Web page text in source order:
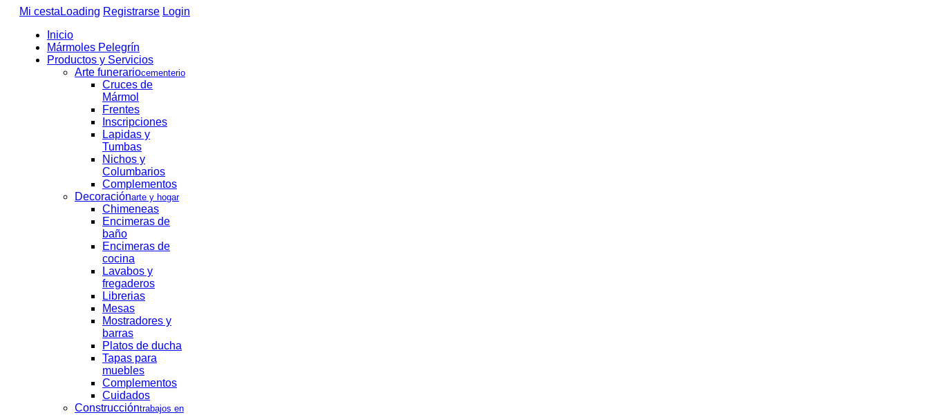
Mi cesta Loading Registrarse Login
Inicio
Mármoles Pelegrín
Productos y Servicios
Arte funerariocementerio
Cruces de
Mármol
Frentes
Inscripciones
Lapidas y
Tumbas
Nichos y
Columbarios
Complementos
Decoraciónarte y hogar
Chimeneas
Encimeras de
baño
Encimeras de
cocina
Lavabos y
fregaderos
Librerias
Mesas
Mostradores y
barras
Platos de ducha
Tapas para
muebles
Complementos
Cuidados
Construccióntrabajos en